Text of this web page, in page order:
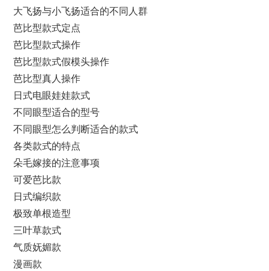
大飞扬与小飞扬适合的不同人群
芭比型款式定点
芭比型款式操作
芭比型款式假模头操作
芭比型真人操作
日式电眼娃娃款式
不同眼型适合的型号
不同眼型怎么判断适合的款式
各类款式的特点
朵毛嫁接的注意事项
可爱芭比款
日式编织款
极致单根造型
三叶草款式
气质妩媚款
漫画款